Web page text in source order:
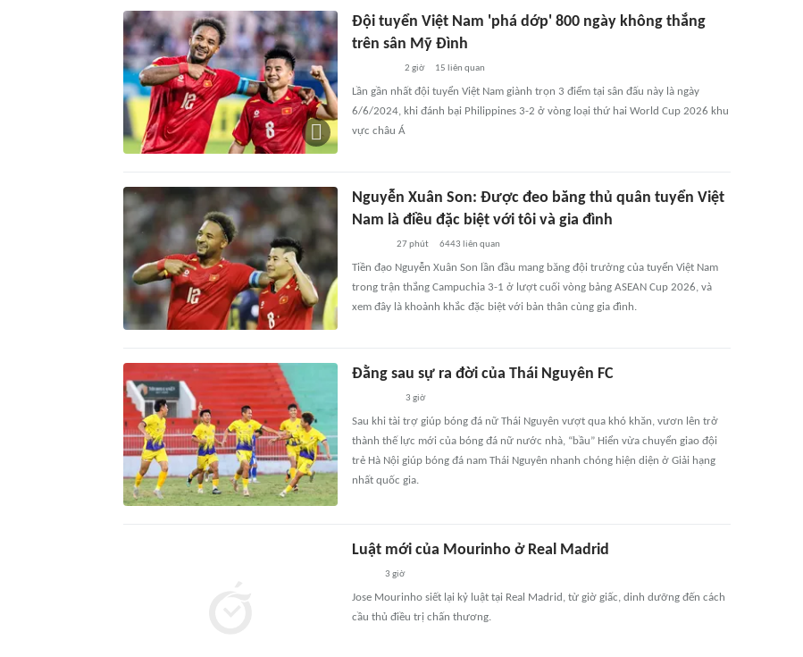
Đội tuyển Việt Nam 'phá dớp' 800 ngày không thắng
trên sân Mỹ Đình
2 giờ 15 liên quan
Lần gần nhất đội tuyển Việt Nam giành trọn 3 điểm tại sân đấu này là ngày
6/6/2024, khi đánh bại Philippines 3-2 ở vòng loại thứ hai World Cup 2026 khu
vực châu Á
Nguyễn Xuân Son: Được đeo băng thủ quân tuyển Việt
Nam là điều đặc biệt với tôi và gia đình
27 phút 6443 liên quan
Tiền đạo Nguyễn Xuân Son lần đầu mang băng đội trưởng của tuyển Việt Nam
trong trận thắng Campuchia 3-1 ở lượt cuối vòng bảng ASEAN Cup 2026, và
xem đây là khoảnh khắc đặc biệt với bản thân cùng gia đình.
Đằng sau sự ra đời của Thái Nguyên FC
3 giờ
Sau khi tài trợ giúp bóng đá nữ Thái Nguyên vượt qua khó khăn, vươn lên trở
thành thế lực mới của bóng đá nữ nước nhà, “bầu” Hiển vừa chuyển giao đội
trẻ Hà Nội giúp bóng đá nam Thái Nguyên nhanh chóng hiện diện ở Giải hạng
nhất quốc gia.
Luật mới của Mourinho ở Real Madrid
3 giờ
Jose Mourinho siết lại kỷ luật tại Real Madrid, từ giờ giấc, dinh dưỡng đến cách
cầu thủ điều trị chấn thương.